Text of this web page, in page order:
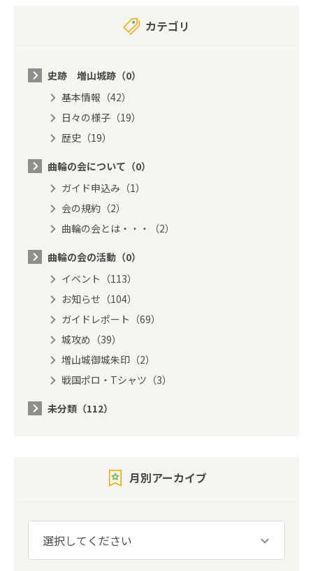
カテゴリ
史跡 増山城跡（0）
基本情報（42）
日々の様子（19）
歴史（19）
曲輪の会について（0）
ガイド申込み（1）
会の規約（2）
曲輪の会とは・・・（2）
曲輪の会の活動（0）
イベント（113）
お知らせ（104）
ガイドレポート（69）
城攻め（39）
増山城御城朱印（2）
戦国ポロ・Tシャツ（3）
未分類（112）
月別アーカイブ